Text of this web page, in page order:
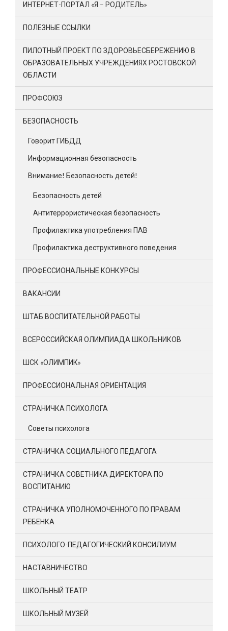
ИНТЕРНЕТ-ПОРТАЛ «Я – РОДИТЕЛЬ»
ПОЛЕЗНЫЕ ССЫЛКИ
ПИЛОТНЫЙ ПРОЕКТ ПО ЗДОРОВЬЕСБЕРЕЖЕНИЮ В
ОБРАЗОВАТЕЛЬНЫХ УЧРЕЖДЕНИЯХ РОСТОВСКОЙ
ОБЛАСТИ
ПРОФСОЮЗ
БЕЗОПАСНОСТЬ
Говорит ГИБДД
Информационная безопасность
Внимание! Безопасность детей!
Безопасность детей
Антитеррористическая безопасность
Профилактика употребления ПАВ
Профилактика деструктивного поведения
ПРОФЕССИОНАЛЬНЫЕ КОНКУРСЫ
ВАКАНСИИ
ШТАБ ВОСПИТАТЕЛЬНОЙ РАБОТЫ
ВСЕРОССИЙСКАЯ ОЛИМПИАДА ШКОЛЬНИКОВ
ШСК «ОЛИМПИК»
ПРОФЕССИОНАЛЬНАЯ ОРИЕНТАЦИЯ
СТРАНИЧКА ПСИХОЛОГА
Советы психолога
СТРАНИЧКА СОЦИАЛЬНОГО ПЕДАГОГА
СТРАНИЧКА СОВЕТНИКА ДИРЕКТОРА ПО
ВОСПИТАНИЮ
СТРАНИЧКА УПОЛНОМОЧЕННОГО ПО ПРАВАМ
РЕБЕНКА
ПСИХОЛОГО-ПЕДАГОГИЧЕСКИЙ КОНСИЛИУМ
НАСТАВНИЧЕСТВО
ШКОЛЬНЫЙ ТЕАТР
ШКОЛЬНЫЙ МУЗЕЙ